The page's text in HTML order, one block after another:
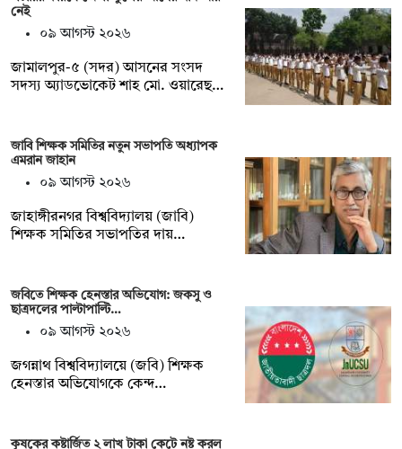
নেই
০৯ আগস্ট ২০২৬
জামালপুর-৫ (সদর) আসনের সংসদ
সদস্য অ্যাডভোকেট শাহ মো. ওয়ারেছ…
জাবি শিক্ষক সমিতির নতুন সভাপতি অধ্যাপক
এমরান জাহান
০৯ আগস্ট ২০২৬
জাহাঙ্গীরনগর বিশ্ববিদ্যালয় (জাবি)
শিক্ষক সমিতির সভাপতির দায়…
জবিতে শিক্ষক হেনস্তার অভিযোগ: জকসু ও
ছাত্রদলের পাল্টাপাল্টি…
০৯ আগস্ট ২০২৬
জগন্নাথ বিশ্ববিদ্যালয়ে (জবি) শিক্ষক
হেনস্তার অভিযোগকে কেন্দ…
কৃষকের কষ্টার্জিত ২ লাখ টাকা কেটে নষ্ট করল